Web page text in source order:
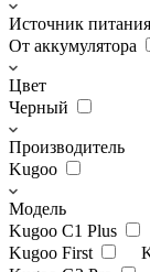
Источник питания
От аккумулятора
Цвет
Черный
Производитель
Kugoo
Модель
Kugoo C1 Plus
Kugoo First